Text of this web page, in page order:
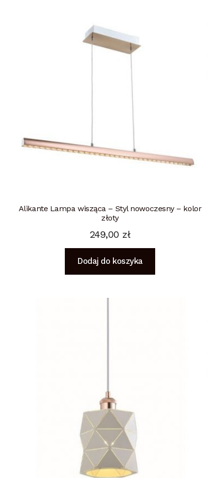
Alikante Lampa wisząca – Styl nowoczesny – kolor
złoty
249,00 zł
Dodaj do koszyka